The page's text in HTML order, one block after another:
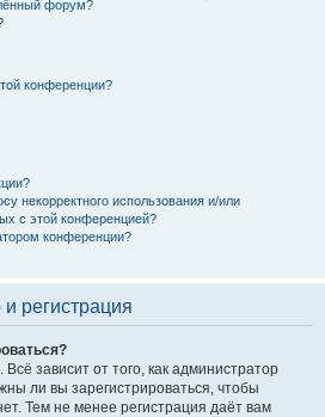
форум?
конференции?
некорректного использования и/или
с этой конференцией?
конференции?
регистрация
зависит от того, как администратор
ли вы зарегистрироваться, чтобы
Тем не менее регистрация даёт вам